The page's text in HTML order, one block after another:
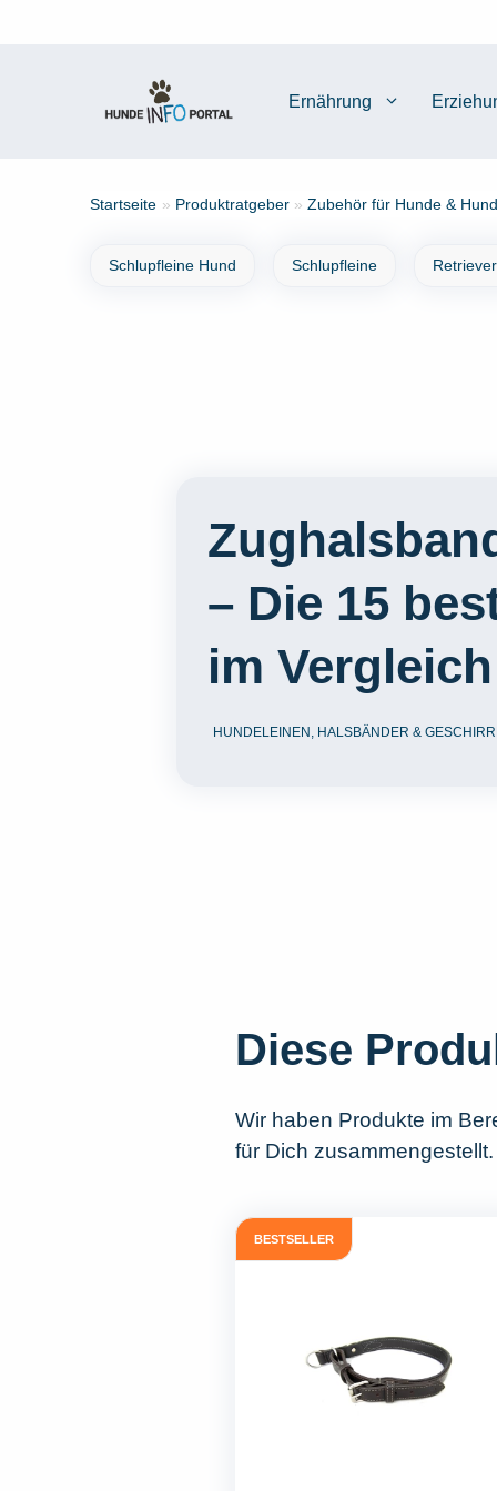
Ernährung
Startseite » Produktratgeber » Zubehör für Hunde &
Schlupfleine Hund Schlupfleine
– Die 15
im Vergleich
HUNDELEINEN, HALSBÄNDER &
Diese
Wir haben Produkte im
für Dich
BESTSELLER